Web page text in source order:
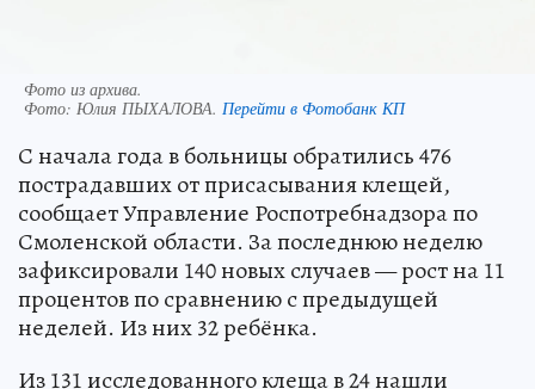
Фото из архива.
Фото: Юлия ПЫХАЛОВА. Перейти в Фотобанк КП
С начала года в больницы обратились 476
пострадавших от присасывания клещей,
сообщает Управление Роспотребнадзора по
Смоленской области. За последнюю неделю
зафиксировали 140 новых случаев — рост на 11
процентов по сравнению с предыдущей
неделей. Из них 32 ребёнка.
Из 131 исследованного клеща в 24 нашли